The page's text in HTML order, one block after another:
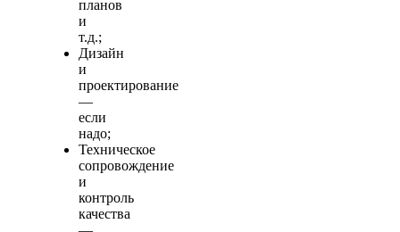
планов
и
т.д.;
Дизайн
и
проектирование
—
если
надо;
Техническое
сопровождение
и
контроль
качества